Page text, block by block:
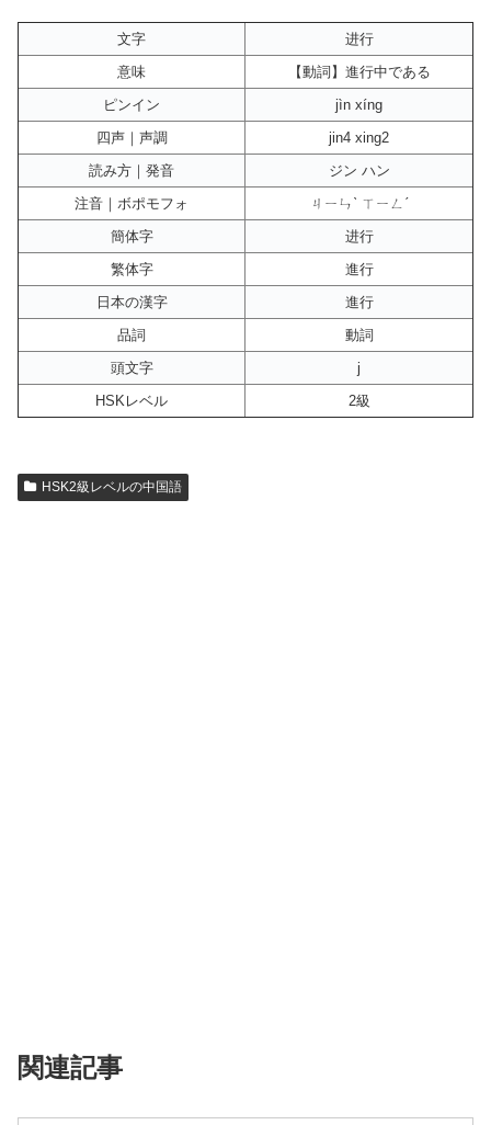
文字
进行
意味
【動詞】進行中である
ピンイン
jìn xíng
四声｜声調
jin4 xing2
読み方｜発音
ジン ハン
注音｜ボポモフォ
ㄐㄧㄣˋ ㄒㄧㄥˊ
簡体字
进行
繁体字
進行
日本の漢字
進行
品詞
動詞
頭文字
j
HSKレベル
2級
HSK2級レベルの中国語
関連記事